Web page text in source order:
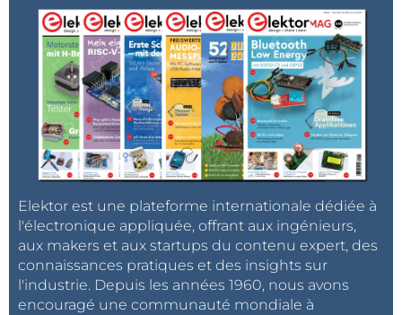
Elektor est une plateforme internationale dédiée à
l'électronique appliquée, offrant aux ingénieurs,
aux makers et aux startups du contenu expert, des
connaissances pratiques et des insights sur
l'industrie. Depuis les années 1960, nous avons
encouragé une communauté mondiale à